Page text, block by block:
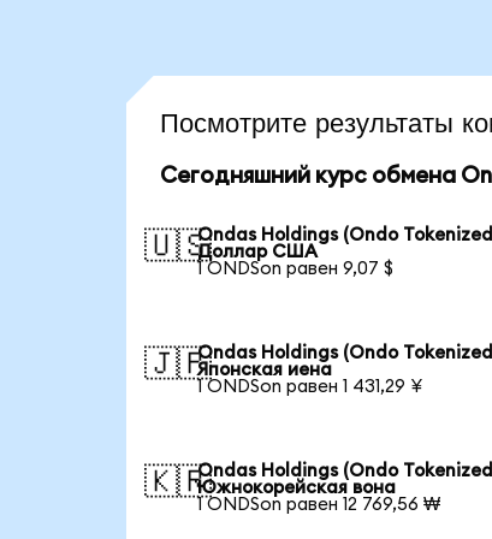
Посмотрите
Сегодняшний курс обмена
🇺🇸Ondas Holdings (Ondo
Доллар США
1 ONDSon равен 9,07 $
🇯🇵Ondas Holdings (Ondo
Японская иена
1 ONDSon равен 1 431,29 ¥
🇰🇷Ondas Holdings (Ondo
Южнокорейская вона
1 ONDSon равен 12 769,56 ₩